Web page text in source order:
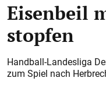
Eisenbeil
stopfen
Handball-Landesliga
zum Spiel nach